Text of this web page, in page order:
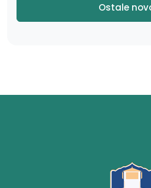
Ostale